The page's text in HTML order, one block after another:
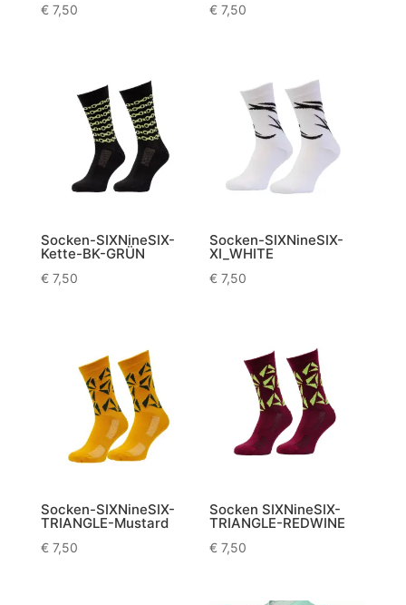
€7,50 € 7,50
Socken-SIXNineSIX-
Kette-BK-GRÜN
€7,50
Socken-SIXNineSIX-
XI_WHITE
€ 7,50
Socken-SIXNineSIX-
TRIANGLE-Mustard
€7,50
Socken SIXNineSIX-
TRIANGLE-REDWINE
€ 7,50